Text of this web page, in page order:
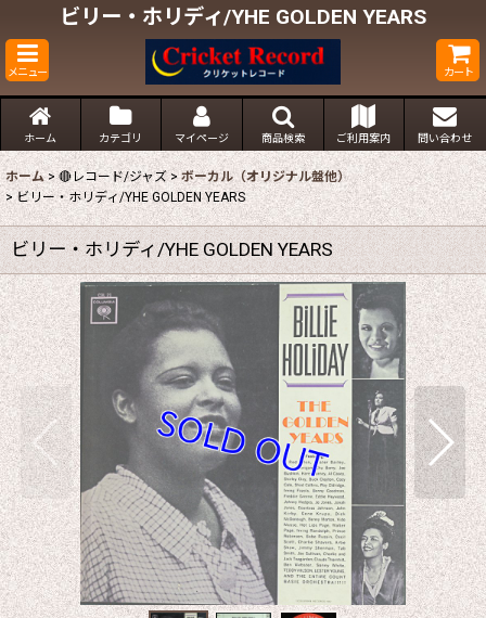
ビリー・ホリディ/YHE GOLDEN YEARS
メニュー カート
ホーム カテゴリ マイページ 商品検索 ご利用案内 問い合わせ
ホーム > 🔴レコード/ジャズ > ボーカル（オリジナル盤他）
> ビリー・ホリディ/YHE GOLDEN YEARS
ビリー・ホリディ/YHE GOLDEN YEARS